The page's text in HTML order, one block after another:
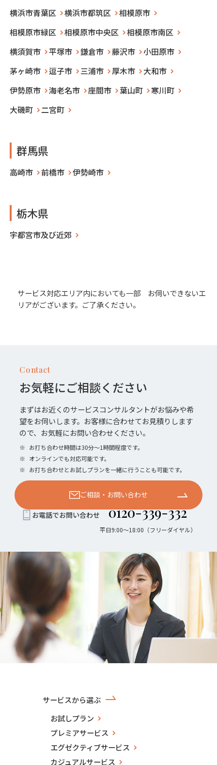
横浜市青葉区
横浜市都筑区
相模原市
相模原市緑区
相模原市中央区
相模原市南区
横須賀市
平塚市 鎌倉市 藤沢市
小田原市
茅ヶ崎市
逗子市 三浦市 厚木市
大和市
伊勢原市
海老名市 座間市 葉山町
寒川町
大磯町
二宮町
群馬県
高崎市 前橋市 伊勢崎市
栃木県
宇都宮市及び近郊
サービス対応エリア内においても一部 お伺いできないエ
リアがございます。ご了承ください。
Contact
お気軽にご相談ください
まずはお近くのサービスコンサルタントがお悩みや希
望をお伺いします。お客様に合わせてお見積りします
ので、お気軽にお問い合わせください。
※ お打ち合わせ時間は30分〜1時間程度です。
※ オンラインでも対応可能です。
※ お打ち合わせとお試しプランを一緒に行うことも可能です。
ご相談・お問い合わせ
お電話でお問い合わせ 0120-339-332
平日9:00〜18:00（フリーダイヤル）
サービスから選ぶ
お試しプラン
プレミアサービス
エグゼクティブサービス
カジュアルサービス